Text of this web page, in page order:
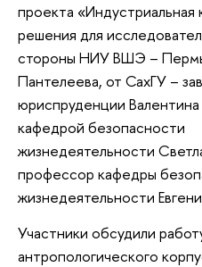
проекта «Индустриальная
решения для
стороны НИУ ВШЭ –
Пантелеева, от СахГУ –
юриспруденции
кафедрой безопасности
жизнедеятельности
профессор кафедры
жизнедеятельности
Участники обсудили
антропологического